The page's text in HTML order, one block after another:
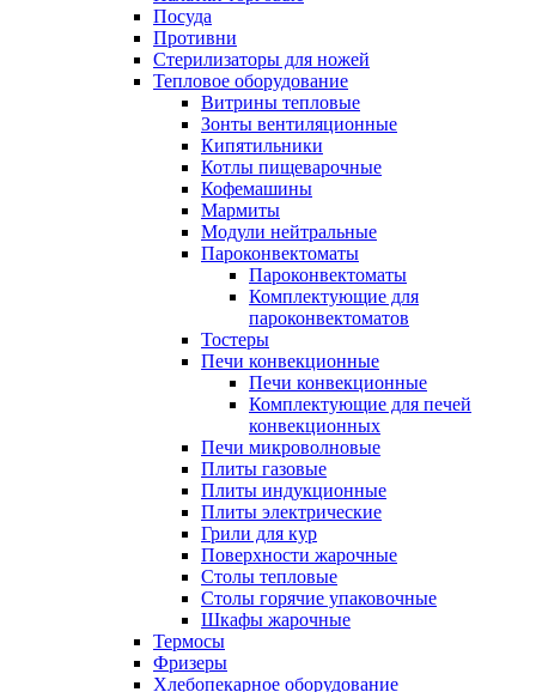
Посуда
Противни
Стерилизаторы для ножей
Тепловое оборудование
Витрины тепловые
Зонты вентиляционные
Кипятильники
Котлы пищеварочные
Кофемашины
Мармиты
Модули нейтральные
Пароконвектоматы
Пароконвектоматы
Комплектующие для
пароконвектоматов
Тостеры
Печи конвекционные
Печи конвекционные
Комплектующие для печей
конвекционных
Печи микроволновые
Плиты газовые
Плиты индукционные
Плиты электрические
Грили для кур
Поверхности жарочные
Столы тепловые
Столы горячие упаковочные
Шкафы жарочные
Термосы
Фризеры
Хлебопекарное оборудование